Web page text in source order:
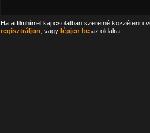
Ha a filmhírrel kapcsolatban szeretné közzétenni
regisztráljon , vagy lépjen beaz oldalra.